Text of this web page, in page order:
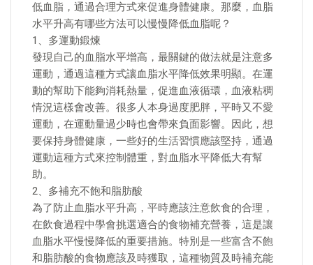
低血脂，通過合理方式來促進身體健康。那麼，血脂
水平升高有哪些方法可以慢慢降低血脂呢？
1、多運動鍛煉
發現自己的血脂水平增高，最關鍵的做法就是注意多
運動，通過這種方式讓血脂水平降低效果明顯。在運
動的幫助下能夠消耗熱量，促進血液循環，血液粘稠
情況這樣會改善。很多人本身過度肥胖，平時又不愛
運動，在運動量過少時也會帶來負面影響。因此，想
要保持身體健康，一些好的生活習慣應該堅持，通過
運動這種方式來控制體重，對血脂水平降低大有幫
助。
2、多補充不飽和脂肪酸
為了防止血脂水平升高，平時應該注意飲食的合理，
在飲食過程中學會挑選適合的食物補充營養，這是讓
血脂水平慢慢降低的重要措施。特別是一些富含不飽
和脂肪酸的食物應該及時獲取，這種物質及時補充能